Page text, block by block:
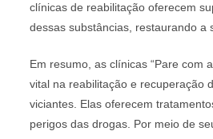
clínicas de reabilitação oferecem
dessas substâncias, restaurando a
Em resumo, as clínicas “Pare com
vital na reabilitação e recuperação
viciantes. Elas oferecem
perigos das drogas. Por meio de